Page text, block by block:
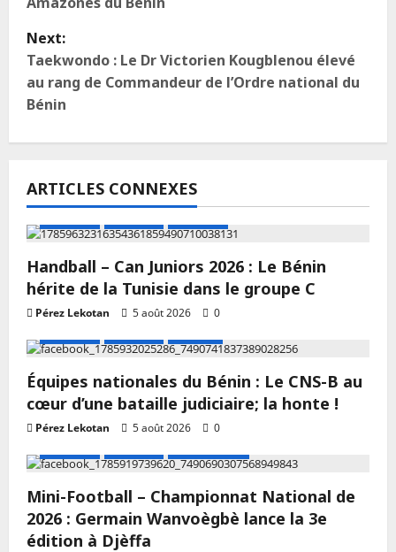
Next:
Taekwondo : Le Dr Victorien Kougblenou élevé
au rang de Commandeur de l’Ordre national du
Bénin
ARTICLES CONNEXES
Handball – Can Juniors 2026 : Le Bénin
hérite de la Tunisie dans le groupe C
Pérez Lekotan 5 août 2026
0
Équipes nationales du Bénin : Le CNS-B au
cœur d’une bataille judiciaire; la honte !
Pérez Lekotan 5 août 2026
0
Mini-Football – Championnat National de
2026 : Germain Wanvoègbè lance la 3e
édition à Djèffa